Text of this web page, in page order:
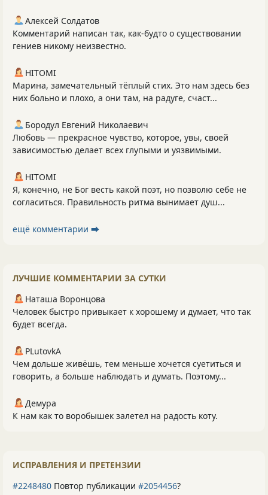
Алексей Солдатов
Комментарий написан так, как-будто о существовании
гениев никому неизвестно.
HITOMI
Марина, замечательный тёплый стих. Это нам здесь без
них больно и плохо, а они там, на радуге, счаст...
Бородул Евгений Николаевич
Любовь — прекрасное чувство, которое, увы, своей
зависимостью делает всех глупыми и уязвимыми.
HITOMI
Я, конечно, не Бог весть какой поэт, но позволю себе не
согласиться. Правильность ритма вынимает душ...
ещё комментарии ⮕
ЛУЧШИЕ КОММЕНТАРИИ ЗА СУТКИ
Наташа Воронцова
Человек быстро привыкает к хорошему и думает, что так
будет всегда.
PLutоvkА
Чем дольше живёшь, тем меньше хочется суетиться и
говорить, а больше наблюдать и думать. Поэтому...
Демура
К нам как то воробышек залетел на радость коту.
ИСПРАВЛЕНИЯ И ПРЕТЕНЗИИ
#2248480 Повтор публикации #2054456?